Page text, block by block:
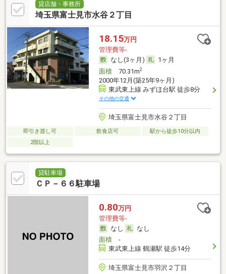
貸店舗・事務所
埼玉県富士見市水谷２丁目
18.15万円
管理費等-
なし(3ヶ月)
1ヶ月
面積70.31m2
2000年12月(築25年9ヶ月)
東武東上線 みずほ台駅 徒歩8分
その他の交通
埼玉県富士見市水谷２丁目
即引き渡し可 飲食店可
駅から徒歩10分以内
2階以上
貸駐車場
ＣＰ－６６駐車場
0.80万円
管理費等-
なし
なし
面積-
東武東上線 鶴瀬駅 徒歩14分
埼玉県富士見市羽沢２丁目